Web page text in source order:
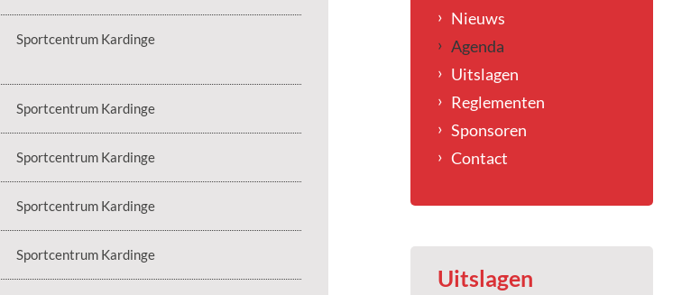
Sportcentrum Kardinge
Sportcentrum Kardinge
Sportcentrum Kardinge
Sportcentrum Kardinge
Sportcentrum Kardinge
Nieuws
Agenda
Uitslagen
Reglementen
Sponsoren
Contact
Uitslagen